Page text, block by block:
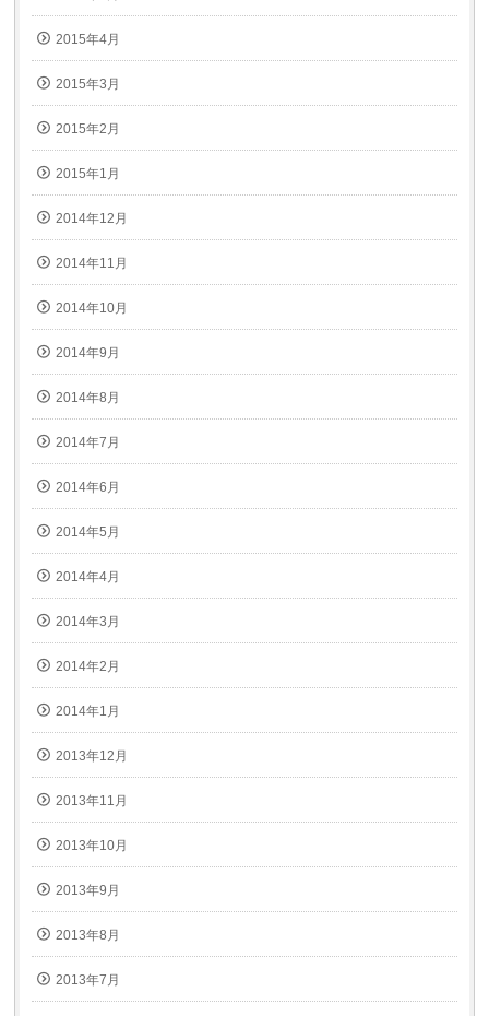
2015年4月
2015年3月
2015年2月
2015年1月
2014年12月
2014年11月
2014年10月
2014年9月
2014年8月
2014年7月
2014年6月
2014年5月
2014年4月
2014年3月
2014年2月
2014年1月
2013年12月
2013年11月
2013年10月
2013年9月
2013年8月
2013年7月